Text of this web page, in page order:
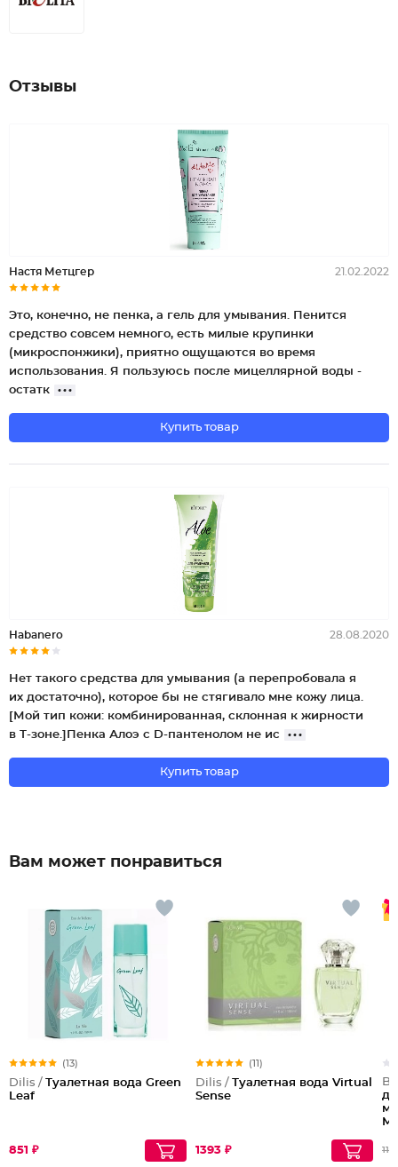
Отзывы
Настя Метцгер 21.02.2022
Это, конечно, не пенка, а гель для умывания. Пенится
средство совсем немного, есть милые крупинки
(микроспонжики), приятно ощущаются во время
использования. Я пользуюсь после мицеллярной воды -
остатк
Купить товар
Наbаnеrо 28.08.2020
Нет такого средства для умывания (а перепробовала я
их достаточно), которое бы не стягивало мне кожу лица.
[Мой тип кожи: комбинированная, склонная к жирности
в Т-зоне.]Пенка Алоэ с D-пантенолом не ис
Купить товар
Вам может понравиться
(13)
Dilis / Туалетная вода Green
Leaf
851 ₽
(11)
Dilis / Туалетная вода Virtual
Sense
1393 ₽